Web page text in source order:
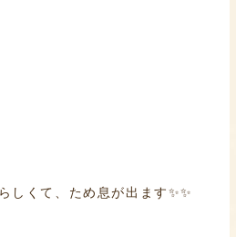
しくて、ため息が出ます✨✨